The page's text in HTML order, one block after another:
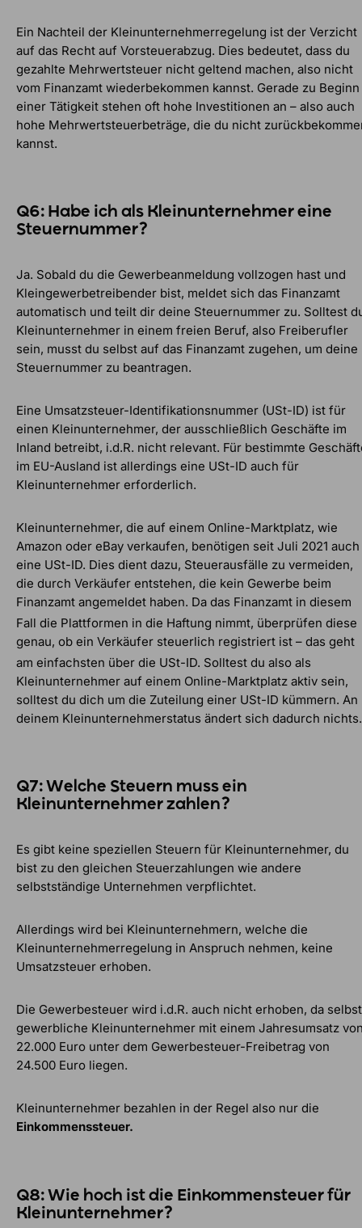
Ein Nachteil der Kleinunternehmerregelung ist der Verzicht
auf das Recht auf Vorsteuerabzug. Dies bedeutet, dass du
gezahlte Mehrwertsteuer nicht geltend machen, also nicht
vom Finanzamt wiederbekommen kannst. Gerade zu Beginn
einer Tätigkeit stehen oft hohe Investitionen an – also auch
hohe Mehrwertsteuerbeträge, die du nicht
kannst.
Q6: Habe ich als Kleinunternehmer eine
Steuernummer?
Ja. Sobald du die Gewerbeanmeldung vollzogen hast und
Kleingewerbetreibender bist, meldet sich das Finanzamt
automatisch und teilt dir deine Steuernummer zu. Solltest
Kleinunternehmer in einem freien Beruf, also Freiberufler
sein, musst du selbst auf das Finanzamt zugehen, um deine
Steuernummer zu beantragen.
Eine Umsatzsteuer-Identifikationsnummer (USt-ID) ist für
einen Kleinunternehmer, der ausschließlich Geschäfte im
Inland betreibt, i.d.R. nicht relevant. Für bestimmte
im EU-Ausland ist allerdings eine USt-ID auch für
Kleinunternehmer erforderlich.
Kleinunternehmer, die auf einem Online-Marktplatz, wie
Amazon oder eBay verkaufen, benötigen seit Juli 2021 auch
eine USt-ID. Dies dient dazu, Steuerausfälle zu vermeiden,
die durch Verkäufer entstehen, die kein Gewerbe beim
Finanzamt angemeldet haben. Da das Finanzamt in diesem
Fall die Plattformen in die Haftung nimmt, überprüfen diese
genau, ob ein Verkäufer steuerlich registriert ist – das geht
am einfachsten über die USt-ID. Solltest du also als
Kleinunternehmer auf einem Online-Marktplatz aktiv sein,
solltest du dich um die Zuteilung einer USt-ID kümmern. An
deinem Kleinunternehmerstatus ändert sich dadurch nichts.
Q7: Welche Steuern muss ein
Kleinunternehmer zahlen?
Es gibt keine speziellen Steuern für Kleinunternehmer, du
bist zu den gleichen Steuerzahlungen wie andere
selbstständige Unternehmen verpflichtet.
Allerdings wird bei Kleinunternehmern, welche die
Kleinunternehmerregelung in Anspruch nehmen, keine
Umsatzsteuer erhoben.
Die Gewerbesteuer wird i.d.R. auch nicht erhoben, da selbst
gewerbliche Kleinunternehmer mit einem Jahresumsatz
22.000 Euro unter dem Gewerbesteuer-Freibetrag von
24.500 Euro liegen.
Kleinunternehmer bezahlen in der Regel also nur die
Einkommenssteuer.
Q8: Wie hoch ist die Einkommensteuer für
Kleinunternehmer?